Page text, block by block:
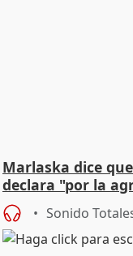
Marlaska dice
declara "por la
Sonido